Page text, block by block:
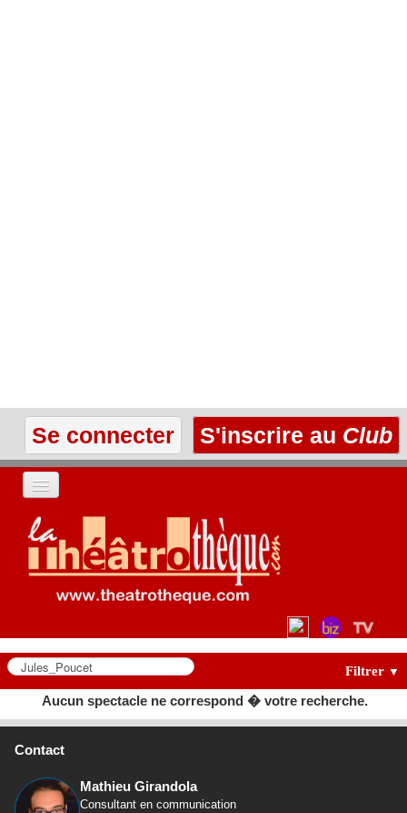
Se connecter S'inscrire au Club
ACCUEIL
LES TEXTES
LES ANNONCES
LE CLUB
Filtrer ▼
Aucun spectacle ne correspond � votre recherche.
Contact
Mathieu Girandola
Consultant en communication